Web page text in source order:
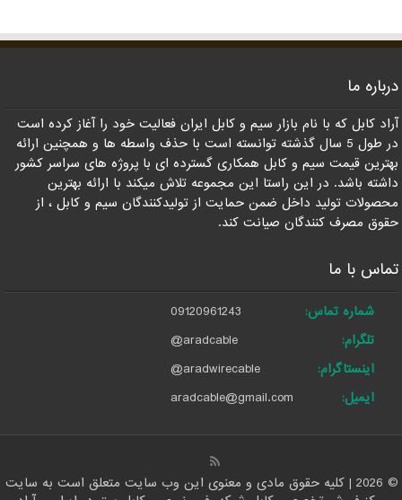
درباره ما
آراد کابل که با نام بازار سیم و کابل ایران فعالیت خود را آغاز کرده است
در طول 5 سال گذشته توانسته است با حذف واسطه ها و همچنین ارائه
بهترین قیمت سیم و کابل همکاری گسترده ای با پروژه های سراسر کشور
داشته باشد. در این راستا این مجموعه تلاش میکند با ارائه بهترین
محصولات تولید داخل ضمن حمایت از تولیدکنندگان سیم و کابل ، از
حقوق مصرف کنندگان صیانت کند.
تماس با ما
شماره تماس:
09120961243
تلگرام:
@aradcable
اینستاگرام:
@aradwirecable
ایمیل:
aradcable@gmail.com
© 2026 | کلیه حقوق مادی و معنوی این وب سایت متعلق است به سایت